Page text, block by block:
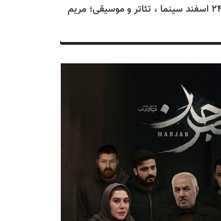
متولدین ۲۴ اسفند سینما ، تئاتر و موسیقی؛ مریم